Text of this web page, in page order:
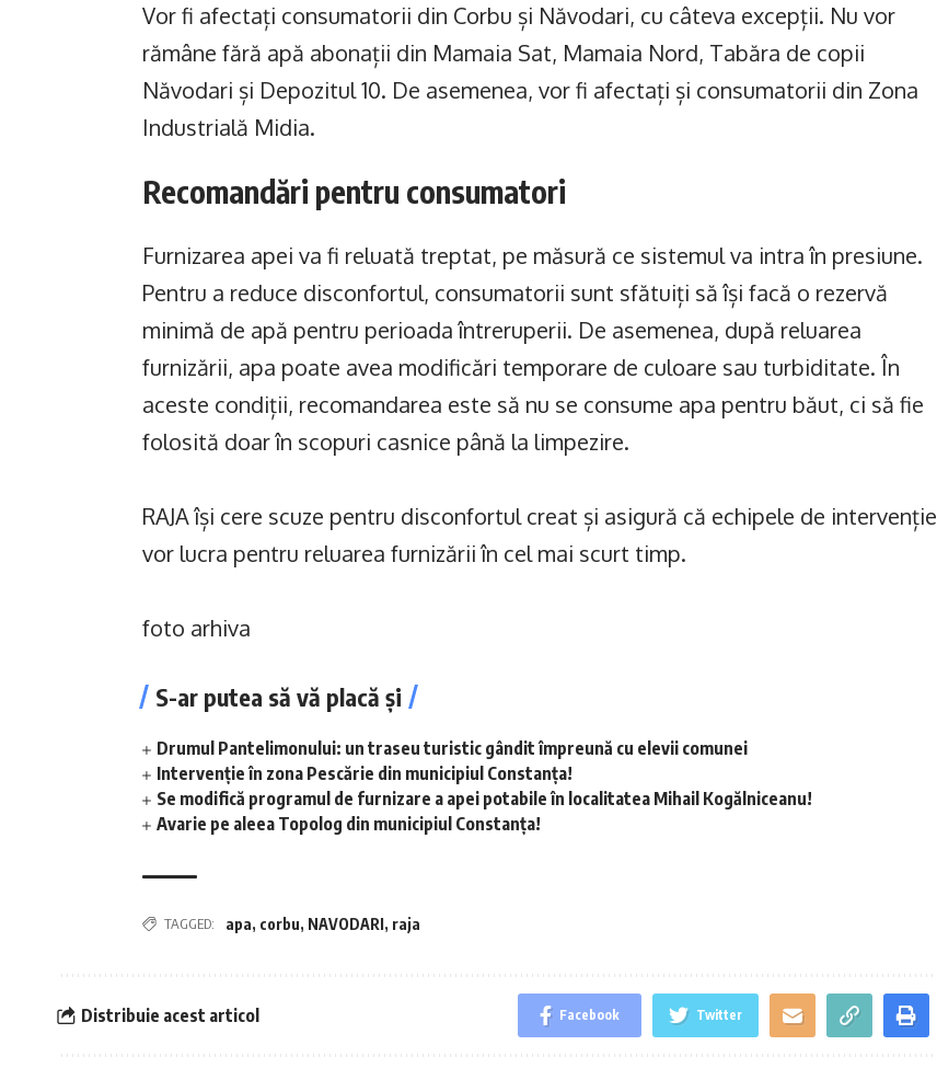
Vor fi afectați consumatorii din Corbu și Năvodari, cu câteva excepții. Nu vor
rămâne fără apă abonații din Mamaia Sat, Mamaia Nord, Tabăra de copii
Năvodari și Depozitul 10. De asemenea, vor fi afectați și consumatorii din Zona
Industrială Midia.
Recomandări pentru consumatori
Furnizarea apei va fi reluată treptat, pe măsură ce sistemul va intra în presiune.
Pentru a reduce disconfortul, consumatorii sunt sfătuiți să își facă o rezervă
minimă de apă pentru perioada întreruperii. De asemenea, după reluarea
furnizării, apa poate avea modificări temporare de culoare sau turbiditate. În
aceste condiții, recomandarea este să nu se consume apa pentru băut, ci să fie
folosită doar în scopuri casnice până la limpezire.
RAJA își cere scuze pentru disconfortul creat și asigură că echipele de intervenție
vor lucra pentru reluarea furnizării în cel mai scurt timp.
foto arhiva
S-ar putea să vă placă și
Drumul Pantelimonului: un traseu turistic gândit împreună cu elevii comunei
Intervenție în zona Pescărie din municipiul Constanța!
Se modifică programul de furnizare a apei potabile în localitatea Mihail Kogălniceanu!
Avarie pe aleea Topolog din municipiul Constanța!
TAGGED: apa, corbu, NAVODARI, raja
Distribuie acest articol Facebook Twitter